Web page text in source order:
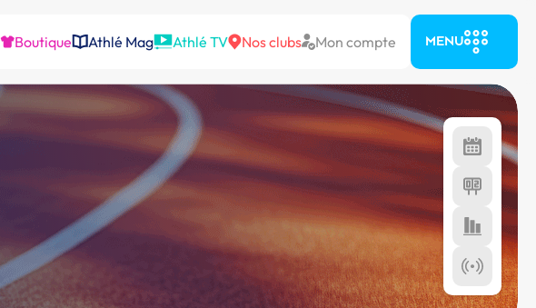
Boutique Athlé Mag Athlé TV Nos clubs Mon compte MENU